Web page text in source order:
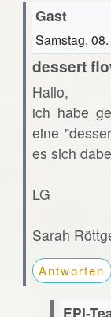
Gast
Samstag,
dessert
Hallo,
ich habe
eine
es sich
LG
Sarah
Antworten
EPI-